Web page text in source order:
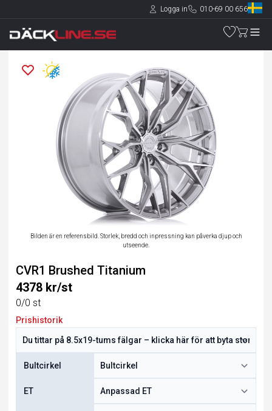
Logga in 010-69 00 656
Bilden är en referensbild. Storlek, bredd och inpressning kan påverka djup och
utseende.
CVR1 Brushed Titanium
4378 kr/st
0/0 st
Prishistorik
Bultcirkel
ET